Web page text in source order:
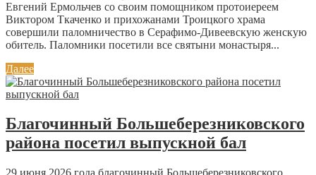
Евгений Ермольчев со своим помощником протоиереем
Виктором Ткаченко и прихожанами Троицкого храма
совершили паломничество в Серафимо-Дивеевскую женскую
обитель. Паломники посетили все святыни монастыря...
Далее
Благочинный Большеберезниковского
района посетил выпускной бал